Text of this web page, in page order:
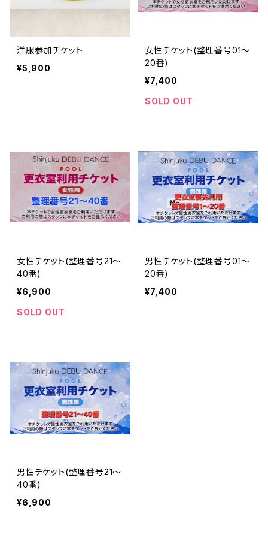
洋服参加チケット
¥5,900
女性チケット(整理番号01～
20番)
¥7,400
SOLD OUT
女性チケット(整理番号21～
40番)
¥6,900
SOLD OUT
男性チケット(整理番号01～
20番)
¥7,400
男性チケット(整理番号21～
40番)
¥6,900